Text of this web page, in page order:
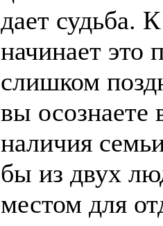
дает судьба.
начинает это
слишком
вы осознаете
наличия
бы из двух
местом для